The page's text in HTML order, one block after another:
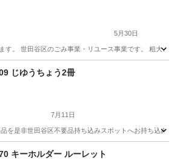
5月30日
す。 世⽥⾕区のごみ事業・リユース事業です。 粗
テリア雑貨/小物 リユース
じゆうちょう2冊
7月11日
非世田谷区不要品持ち込みスポットへお持ち込みし
スポット
キーホルダー ルーレット